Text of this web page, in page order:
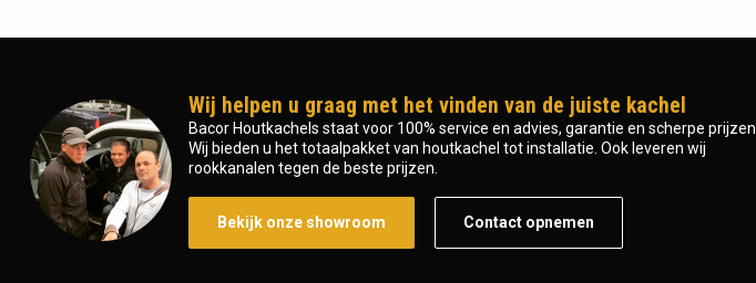
Wij helpen u graag met het vinden van de juiste kachel
Bacor Houtkachels staat voor 100% service en advies, garantie en scherpe prijzen.
Wij bieden u het totaalpakket van houtkachel tot installatie. Ook leveren wij
rookkanalen tegen de beste prijzen.
Bekijk onze showroom Contact opnemen